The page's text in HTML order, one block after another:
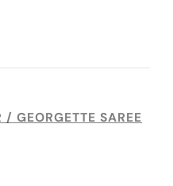
/ GEORGETTE SAREE